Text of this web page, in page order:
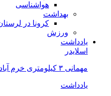
هواشناسی
بهداشت
کرونا در لرستان
ورزش
یادداشت
اسلایدر
مهمانی ۳ کیلومتری خرم آباد؛ کاری بزرگ با چند نقد کوچک
یادداشت